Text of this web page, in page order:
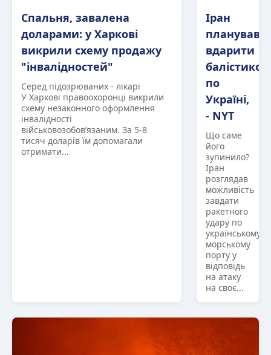
Спальня, завалена
доларами: у Харкові
викрили схему продажу
"інвалідностей"
Серед підозрюваних - лікарі
У Харкові правоохоронці викрили
схему незаконного оформлення
інвалідності
військовозобов’язаним. За 5-8
тисяч доларів їм допомагали
отримати...
Іран
планував
вдарити
балістикою
по
Україні,
- NYT
Що саме
його
зупинило?
Іран
розглядав
можливість
завдати
ракетного
удару по
українському
морському
порту у
відповідь
на атаку
на своє...